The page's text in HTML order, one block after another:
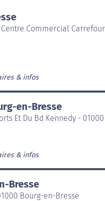
Commercial
& infos
en-Bresse
Et Du Bd Kennedy -
& infos
Bresse
Bourg-en-Bresse